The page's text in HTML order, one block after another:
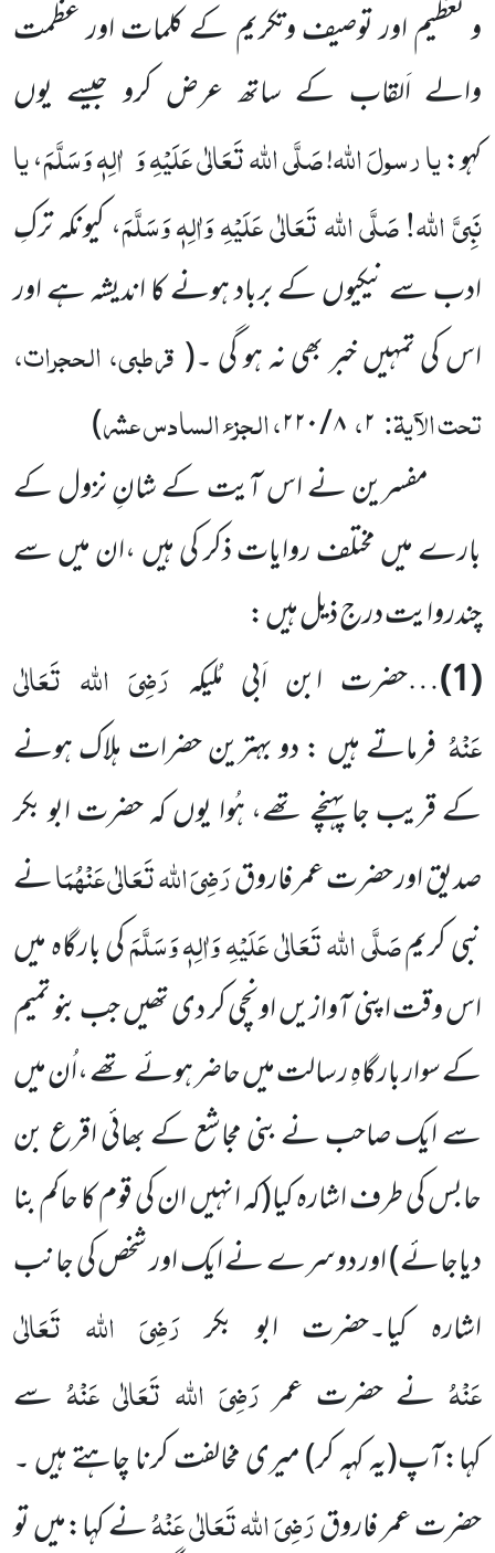
و تعظیم اور توصیف وتکریم کے کلمات اور عظمت
والے اَلقاب کے ساتھ عرض کرو جیسے یوں
کہو:یارسولَاللہ!صَلَّی اللہ تَعَالٰی عَلَیْہِ وَ اٰلِہٖ وَسَلَّمَ،یا
نَبِیَّ اللہ!صَلَّی اللہ تَعَالٰی عَلَیْہِ وَاٰلِہٖ وَسَلَّمَ، کیونکہ ترکِ
ادب سے نیکیوں کے برباد ہونے کا اندیشہ ہے اور
اس کی تمہیں خبر بھی نہ ہو گی ۔( قرطبی، الحجرات،
تحت الآیۃ: ۲،۸ / ۲۲۰ ، الجزء السادس عشر)
مفسرین نے اس آیت کے شانِ نزول کے
بارے میں مختلف روایات ذکر کی ہیں ،ان میں سے
چندروایت درج ذیل ہیں :
(1) …حضرت ابن اَبی مُلیکہ رَضِیَ اللہ تَعَالٰی
عَنْہُ فرماتے ہیں : دو بہترین حضرات ہلاک ہونے
کے قریب جا پہنچے تھے، ہُوا یوں کہ حضرت ابو بکر
صدیق اور حضرت عمر فاروقرَضِیَ اللہ تَعَالٰی عَنْہُمَانے
نبی کریمصَلَّی اللہ تَعَالٰی عَلَیْہِ وَاٰلِہٖ وَسَلَّمَکی بارگاہ میں
اس وقت اپنی آوازیں اونچی کر دی تھیں جب بنو تمیم
کے سوار بارگاہِ رسالت میں حاضر ہوئے تھے ،اُن میں
سے ایک صاحب نے بنی مجاشع کے بھائی اقرع بن
حابس کی طرف اشارہ کیا(کہ انہیں ان کی قوم کا حاکم بنا
دیاجائے)اور دوسرے نے ایک اور شخص کی جانب
اشارہ کیا۔حضرت ابو بکر رَضِیَ اللہ تَعَالٰی
عَنْہُ نے حضرت عمر رَضِیَ اللہ تَعَالٰی عَنْہُ سے
کہا:آپ(یہ کہہ کر)میری مخالفت کرنا چاہتے ہیں ۔
حضرت عمر فاروقرَضِیَ اللہ تَعَالٰی عَنْہُنے کہا:میں تو